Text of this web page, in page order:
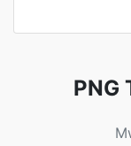
PNG